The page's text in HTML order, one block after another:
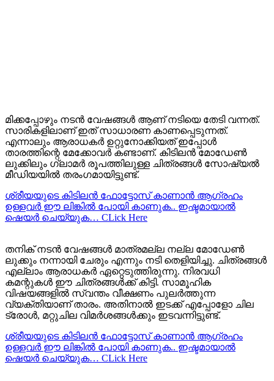
മിക്കപ്പോഴും നടന്‍ വേഷങ്ങള്‍ ആണ് നടിയെ തേടി വന്നത്.
സാരികളിലാണ് ഇത് സാധാരണ കാണപ്പെടുന്നത്.
എന്നാലും ആരാധകര്‍ ഉറ്റുനോക്കിയത് ഇപ്പോൾ
താരത്തിന്റെ മേക്കോവർ കണ്ടാണ്‌. കിടിലന്‍ മോഡേണ്‍
ലുക്കിലും ഗ്ലാമര്‍ രൂപത്തിലുള്ള ചിത്രങ്ങള്‍ സോഷ്യൽ
മീഡിയയിൽ തരംഗമായിട്ടുണ്ട്.
ശ്രീയയുടെ കിടിലന്‍ ഫോട്ടോസ് കാണാന്‍ ആഗ്രഹം
ഉള്ളവര്‍ ഈ ലിങ്കില്‍ പോയി കാണുക.. ഇഷ്ടമായാല്‍
ഷെയര്‍ ചെയ്യുക… CLick Here
തനിക് നടന്‍ വേഷങ്ങള്‍ മാത്രമല്ല നല്ല മോഡേണ്‍
ലുക്കും നന്നായി ചേരും എന്നും നടി തെളിയിച്ചു. ചിത്രങ്ങള്‍
എല്ലാം ആരാധകര്‍ ഏറ്റെടുത്തിരുന്നു. നിരവധി
കമന്റുകള്‍ ഈ ചിത്രങ്ങള്‍ക്ക് കിട്ടി. സാമൂഹിക
വിഷയങ്ങളിൽ സ്വന്തം വീക്ഷണം പുലർത്തുന്ന
വ്യക്തിയാണ് താരം. അതിനാൽ ഇടക്ക് എപ്പോളോ ചില
ട്രോള്‍, മറ്റുചില വിമര്‍ശങ്ങള്‍ക്കും ഇടവന്നിട്ടുണ്ട്.
ശ്രീയയുടെ കിടിലന്‍ ഫോട്ടോസ് കാണാന്‍ ആഗ്രഹം
ഉള്ളവര്‍ ഈ ലിങ്കില്‍ പോയി കാണുക.. ഇഷ്ടമായാല്‍
ഷെയര്‍ ചെയ്യുക… CLick Here